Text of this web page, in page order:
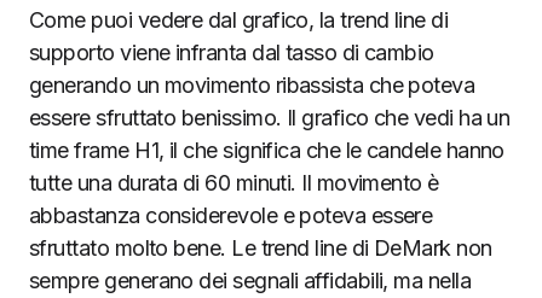
Come puoi vedere dal grafico, la trend line di
supporto viene infranta dal tasso di cambio
generando un movimento ribassista che poteva
essere sfruttato benissimo. Il grafico che vedi ha un
time frame H1, il che significa che le candele hanno
tutte una durata di 60 minuti. Il movimento è
abbastanza considerevole e poteva essere
sfruttato molto bene. Le trend line di DeMark non
sempre generano dei segnali affidabili, ma nella